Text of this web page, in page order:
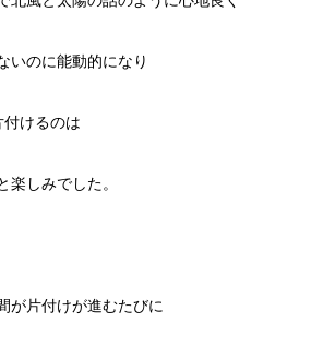
いのに能動的になり
けるのは
楽しみでした。
が片付けが進むたびに